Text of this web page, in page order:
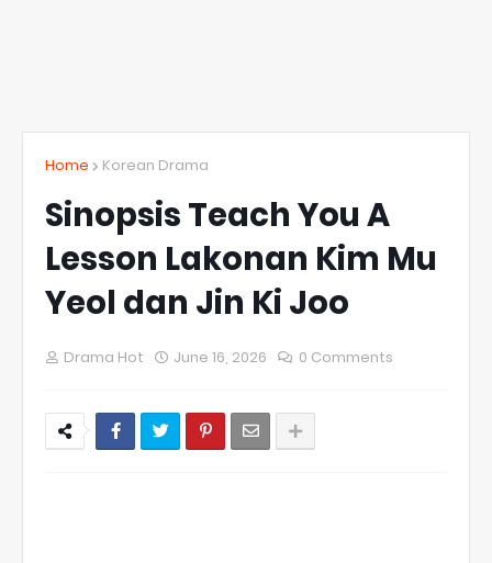
Home Korean Drama
Sinopsis Teach You A
Lesson Lakonan Kim Mu
Yeol dan Jin Ki Joo
Drama Hot June 16, 2026 0 Comments